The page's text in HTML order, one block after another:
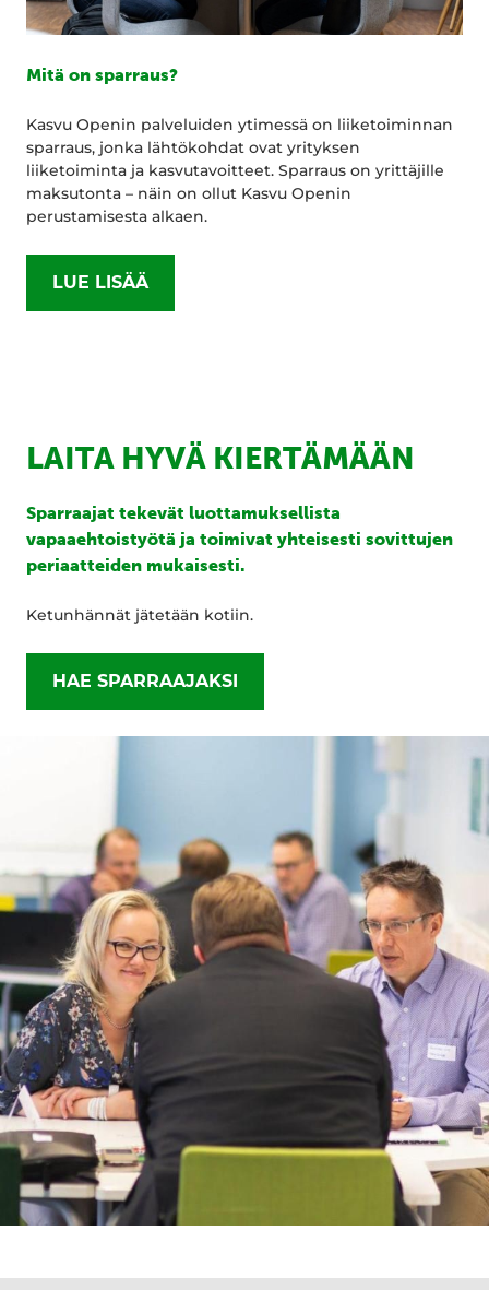
Mitä on sparraus?
Kasvu Openin palveluiden ytimessä on liiketoiminnan
sparraus, jonka lähtökohdat ovat yrityksen
liiketoiminta ja kasvutavoitteet. Sparraus on yrittäjille
maksutonta – näin on ollut Kasvu Openin
perustamisesta alkaen.
LUE LISÄÄ
LAITA HYVÄ KIERTÄMÄÄN
Sparraajat tekevät luottamuksellista
vapaaehtoistyötä ja toimivat yhteisesti sovittujen
periaatteiden mukaisesti.
Ketunhännät jätetään kotiin.
HAE SPARRAAJAKSI